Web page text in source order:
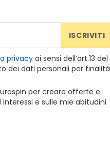
ISCRIVITI
privacyai sensi dell’art.13 del
dei dati personali per finalità
per creare offerte e
e sulle mie abitudini